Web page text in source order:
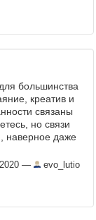
большинства
креатив и
связаны
но связи
наверное даже
— evo_lutio